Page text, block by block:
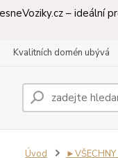
– ideální
Kvalitních domén ubývá
Úvod